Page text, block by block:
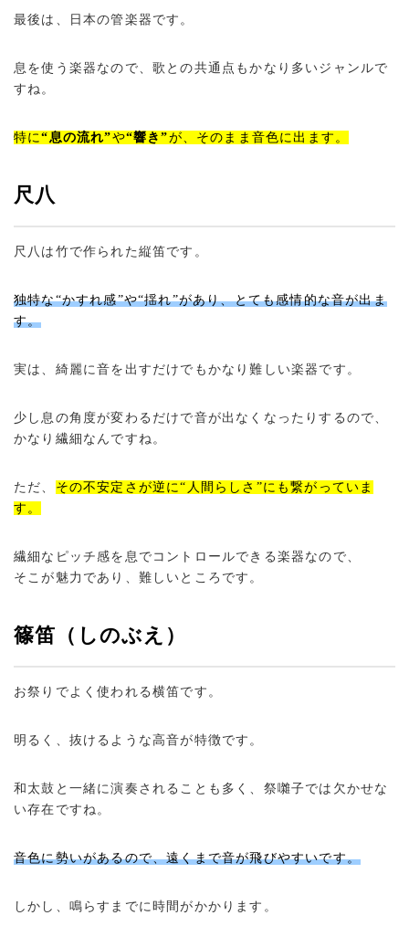
最後は、日本の管楽器です。
息を使う楽器なので、歌との共通点もかなり多いジャンルで
すね。
特に“息の流れ”や“響き”が、そのまま音色に出ます。
尺八
尺八は竹で作られた縦笛です。
独特な“かすれ感”や“揺れ”があり、とても感情的な音が出ま
す。
実は、綺麗に音を出すだけでもかなり難しい楽器です。
少し息の角度が変わるだけで音が出なくなったりするので、
かなり繊細なんですね。
ただ、 その不安定さが逆に“人間らしさ”にも繋がっていま
す。
繊細なピッチ感を息でコントロールできる楽器なので、
そこが魅力であり、難しいところです。
篠笛（しのぶえ）
お祭りでよく使われる横笛です。
明るく、抜けるような高音が特徴です。
和太鼓と一緒に演奏されることも多く、祭囃子では欠かせな
い存在ですね。
音色に勢いがあるので、遠くまで音が飛びやすいです。
しかし、鳴らすまでに時間がかかります。